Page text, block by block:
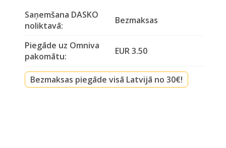
Saņemšana DASKO
noliktavā:
Bezmaksas
Piegāde uz Omniva
pakomātu:
EUR 3.50
Bezmaksas piegāde visā Latvijā no 30€!